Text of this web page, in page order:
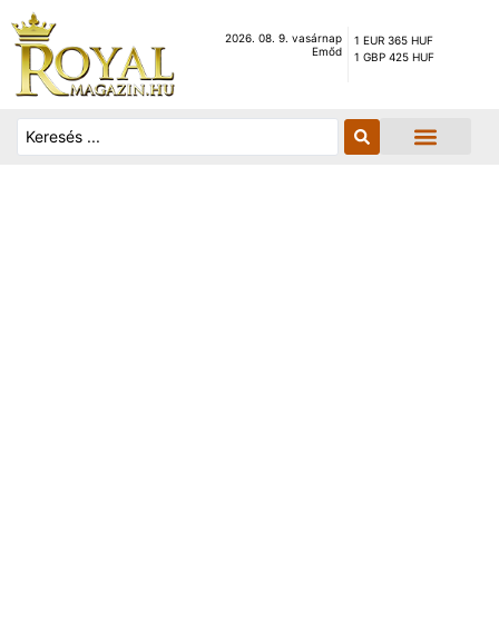
2026. 08. 9. vasárnap
Emőd
1 EUR 365 HUF
1 GBP 425 HUF